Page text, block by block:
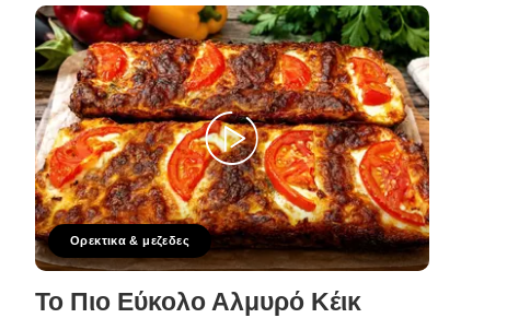
Ορεκτικα & μεζεδες
Το Πιο Εύκολο Αλμυρό Κέικ